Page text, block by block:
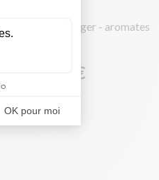
Le kit potager - aromates
18,90 €